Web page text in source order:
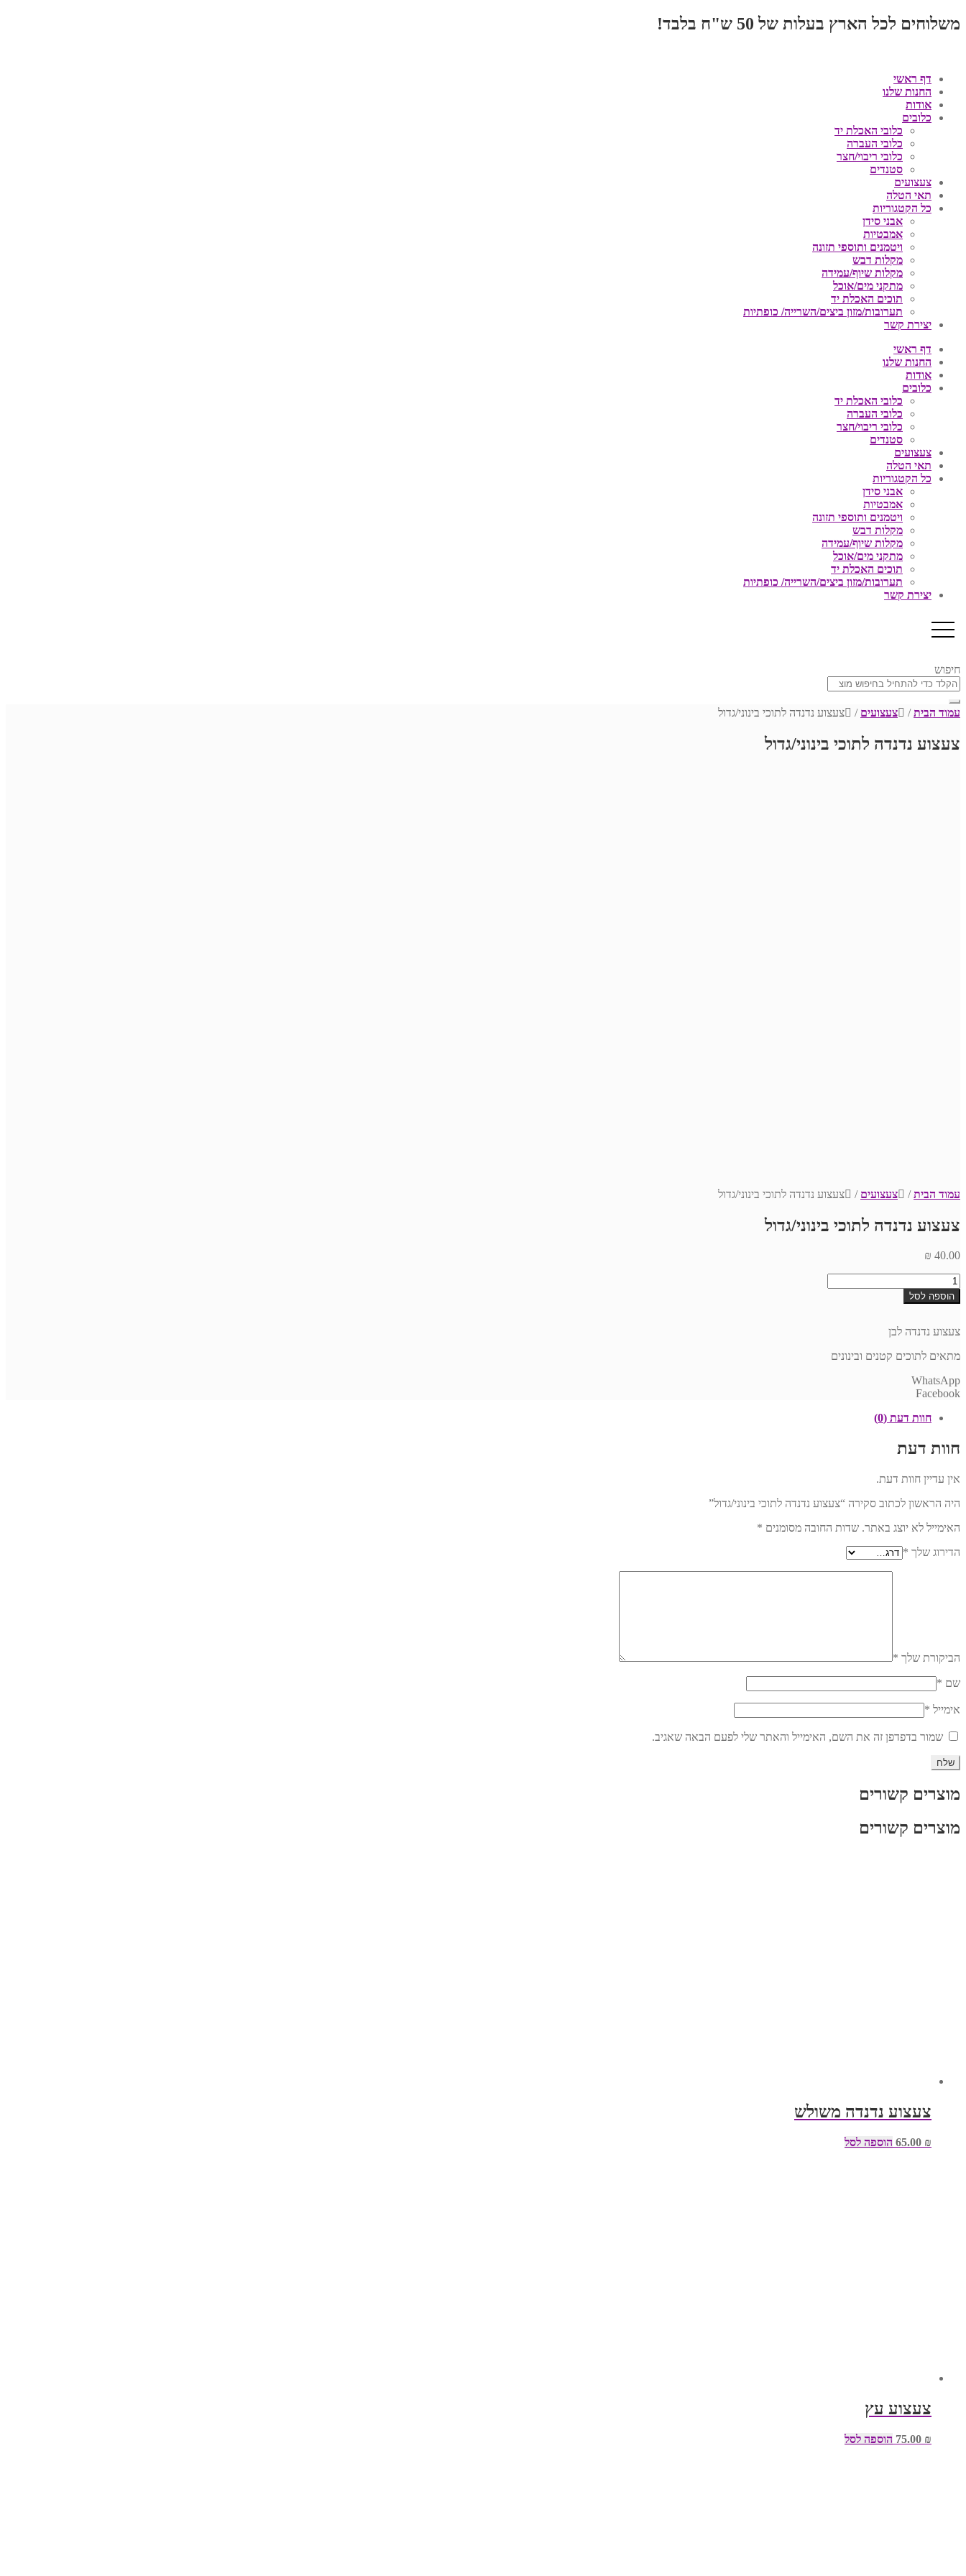
משלוחים לכל הארץ בעלות של 50 ש"ח בלבד!
דף ראשי
החנות שלנו
אודות
כלובים
כלובי האכלת יד
כלובי העברה
כלובי ריבוי/חצר
סטנדים
צעצועים
תאי הטלה
כל הקטגוריות
אבני סידן
אמבטיות
ויטמנים ותוספי תזונה
מקלות דבש
מקלות שיוף/עמידה
מתקני מים/אוכל
תוכים האכלת יד
תערובות/מזון ביצים/השרייה/ כופתיות
יצירת קשר
דף ראשי
החנות שלנו
אודות
כלובים
כלובי האכלת יד
כלובי העברה
כלובי ריבוי/חצר
סטנדים
צעצועים
תאי הטלה
כל הקטגוריות
אבני סידן
אמבטיות
ויטמנים ותוספי תזונה
מקלות דבש
מקלות שיוף/עמידה
מתקני מים/אוכל
תוכים האכלת יד
תערובות/מזון ביצים/השרייה/ כופתיות
יצירת קשר
חיפוש
עמוד הבית/ צעצועים / צעצוע נדנדה לתוכי בינוני/גדול
צעצוע נדנדה לתוכי בינוני/גדול
עמוד הבית/ צעצועים / צעצוע נדנדה לתוכי בינוני/גדול
צעצוע נדנדה לתוכי בינוני/גדול
₪ 40.00
כמות
של
צעצוע
לתוכי
הוספה לסל
צעצוע נדנדה לבן
מתאים לתוכים קטנים ובינונים
WhatsApp
Facebook
חוות דעת (0)
חוות דעת
אין עדיין חוות דעת.
היה הראשון לכתוב סקירה “צעצוע נדנדה לתוכי בינוני/גדול”
האימייל לא יוצג באתר. שדות החובה מסומנים *
הדירוג שלך *
הביקורת שלך *
שם *
אימייל *
שמור בדפדפן זה את השם, האימייל והאתר שלי לפעם הבאה שאגיב.
מוצרים קשורים
מוצרים קשורים
צעצוע נדנדה משולש
₪ הוספה לסל
צעצוע עץ
₪ הוספה לסל